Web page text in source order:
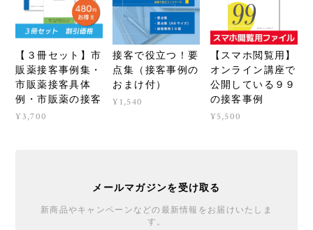
【３冊セット】市
販薬接客事例集・
市販薬接客具体
例・市販薬の接客
¥3,700
接客で役立つ！要
点集（接客事例の
おまけ付）
¥1,540
【スマホ閲覧用】
オンライン講座で
公開している９９
の接客事例
¥5,500
メールマガジンを受け取る
新商品やキャンペーンなどの最新情報をお届けいたしま
す。